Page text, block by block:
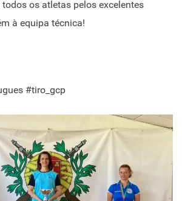
os atletas pelos excelentes
à equipa técnica!
#tiro_gcp